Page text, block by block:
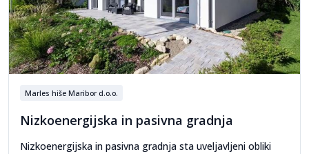
Marles hiše Maribor d.o.o.
Nizkoenergijska in pasivna gradnja
Nizkoenergijska in pasivna gradnja sta uveljavljeni obliki